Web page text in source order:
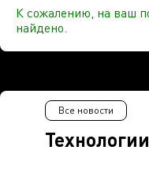
К сожалению, на ваш
найдено.
Все новости